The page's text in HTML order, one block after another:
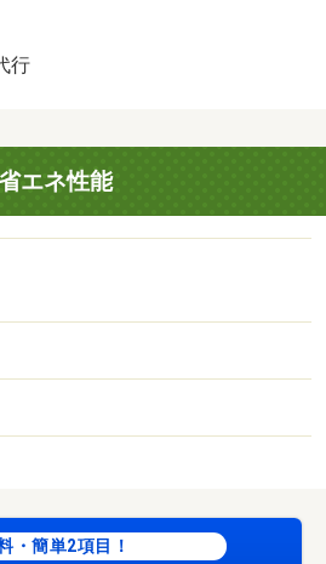
円がかかります。契約時にクリ
、鍵セット費３，３００円（税
／ＴＶインターホン／室内洗濯置
焚機能浴室／温水洗浄便座／洗面
／敷金不要／ウォークインクロゼ
ンクルーム／２４時間換気システ
／礼金１ヶ月／保証会社利用可／
（スーパー）まで２７１６ｍ／ク
０ｍ／マルエー（スーパー）まで
コンビニ）まで７００ｍ／芳珠病
ｍ/賃貸戸数:6戸
行
エネ性能
・簡単2項目！